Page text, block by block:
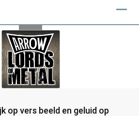
op vers beeld en geluid op